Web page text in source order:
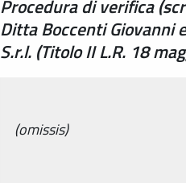
Procedura di verifica
Ditta Boccenti Giovanni
S.r.l. (Titolo II L.R. 18
(omissis)